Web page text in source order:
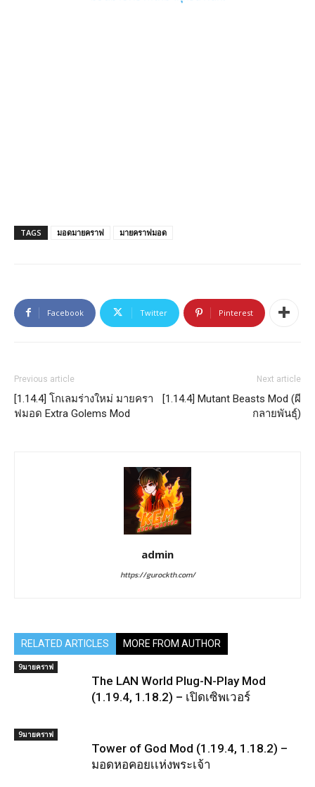
TAGS มอดมายคราฟ มายคราฟมอด
Facebook Twitter Pinterest
Previous article
[1.14.4] โกเลมร่างใหม่ มายครา
ฟมอด Extra Golems Mod
Next article
[1.14.4] Mutant Beasts Mod (ผี
กลายพันธุ์)
admin
https://gurockth.com/
RELATED ARTICLES MORE FROM AUTHOR
9มายคราฟ
The LAN World Plug-N-Play Mod
(1.19.4, 1.18.2) – เปิดเซิพเวอร์
9มายคราฟ
Tower of God Mod (1.19.4, 1.18.2) –
มอดหอคอยเเห่งพระเจ้า